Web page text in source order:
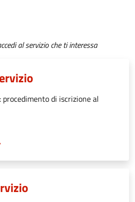
al servizio che ti interessa
procedimento di iscrizione al